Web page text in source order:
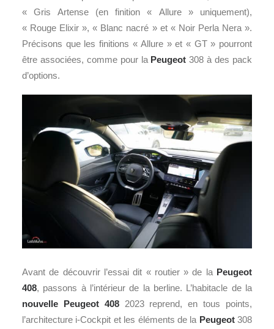
« Gris Artense (en finition « Allure » uniquement),
« Rouge Elixir », « Blanc nacré » et « Noir Perla Nera ».
Précisons que les finitions « Allure » et « GT » pourront
être associées, comme pour la Peugeot 308 à des pack
d’options.
Avant de découvrir l’essai dit « routier » de la Peugeot
408, passons à l’intérieur de la berline. L’habitacle de la
nouvelle Peugeot 4082023 reprend, en tous points,
l’architecture i-Cockpit et les éléments de la Peugeot308